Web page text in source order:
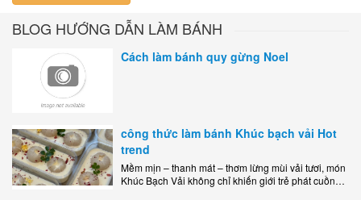
BLOG HƯỚNG DẪN LÀM BÁNH
Cách làm bánh quy gừng Noel
công thức làm bánh Khúc bạch vải Hot
trend
Mềm mịn – thanh mát – thơm lừng mùi vải tươi, món
Khúc Bạch Vải không chỉ khiến giới trẻ phát cuồng